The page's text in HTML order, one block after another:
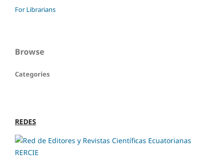
For Librarians
Browse
Categories
REDES